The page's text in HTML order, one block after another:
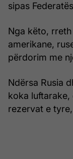
sipas
Nga këto,
amerikane,
përdorim me
Ndërsa Rusia
koka luftarake,
rezervat e